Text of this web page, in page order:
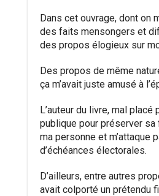
Dans cet ouvrage, dont on
des faits mensongers et
des propos élogieux sur
Des propos de même
ça m’avait juste amusé à
L’auteur du livre, mal
publique pour préserver
ma personne et m’attaque
d’échéances électorales.
D’ailleurs, entre autres
avait colporté un prétendu